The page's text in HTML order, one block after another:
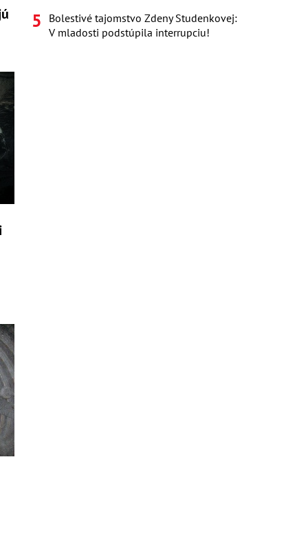
Bolestivé tajomstvo Zdeny Studenkovej:
V mladosti podstúpila interrupciu!